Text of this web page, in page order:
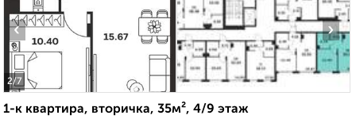
2/7
‹ ›
1-к квартира, вторичка, 35м², 4/9 этаж